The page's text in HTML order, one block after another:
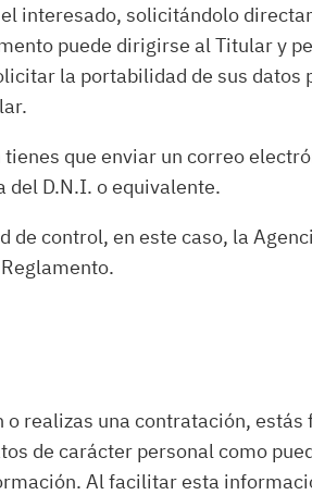
interesado, solicitándolo
puede dirigirse al Titular y
la portabilidad de sus datos
que enviar un correo
del D.N.I. o equivalente.
control, en este caso, la
realizas una contratación,
de carácter personal como
Al facilitar esta